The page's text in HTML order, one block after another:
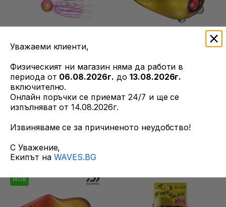
Волфрамов тайръбър ECOGEAR
TG AQURABA HEAD KUWASE 60g
Тайръбър глава DAIWA KOHGA CB
BH 250g
НОВ
Уважаеми клиенти,
Физическият ни магазин няма да работи в
периода от 06.08.2026г. до 13.08.2026г.
включително.
Онлайн поръчки се приемат 24/7 и ще се
изпълняват от 14.08.2026г.
Извиняваме се за причиненото неудобство!
С Уважение,
Екипът на WAVES.BG